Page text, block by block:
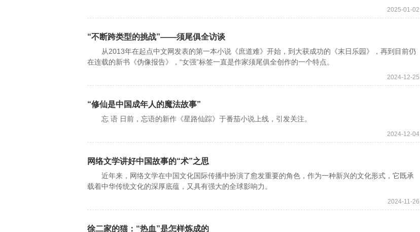
2025-01-02
“不断跨类型的挑战”——须尾俱全访谈
从2013年在起点中文网发表的第一本小说《庶道难》开始，到大获成功的《末日乐园》，再到目前仍
在连载的新书《伪像报告》，“女强”标签一直是作家须尾俱全创作的一个特点。
2024-12-25
“修仙是中国成年人的魔法故事”
忘 语 日前，忘语的新作《星路仙踪》于番茄小说上线，引发关注。
2024-12-04
网络文学讲好中国故事的“术”之思
近年来，网络文学在中国文化国际传播中扮演了愈发重要的角色，作为一种新兴的文化形式，它既承
载着中华传统文化的深厚底蕴，又具有强大的全球影响力。
2024-11-26
徐二家的猫：“热血”是怎样炼成的